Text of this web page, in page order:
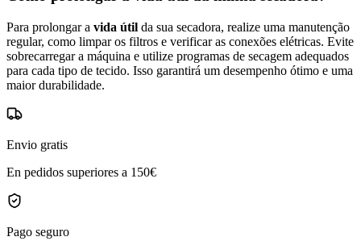
Para prolongar a vida útil da sua secadora, realize uma manutenção
regular, como limpar os filtros e verificar as conexões elétricas. Evite
sobrecarregar a máquina e utilize programas de secagem adequados
para cada tipo de tecido. Isso garantirá um desempenho ótimo e uma
maior durabilidade.
Envio gratis
En pedidos superiores a 150€
Pago seguro